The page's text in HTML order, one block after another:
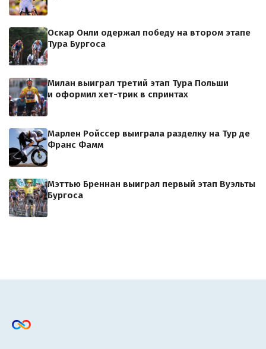
Оскар Онли одержал победу на втором этапе
Тура Бургоса
Милан выиграл третий этап Тура Польши
и оформил хет-трик в спринтах
Марлен Ройссер выиграла разделку на Тур де
Франс Фамм
Мэттью Бреннан выиграл первый этап Вуэльты
Бургоса